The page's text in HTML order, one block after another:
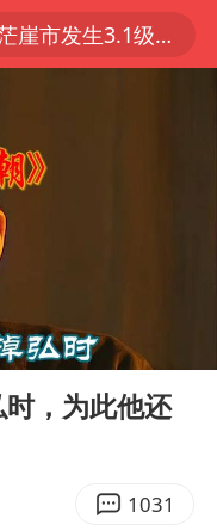
青海海西州茫崖市发生3.1级地震
新版全月地质图
陆地点更新
受10万获刑1年
入48小时警戒线
大楼”读数爆表
调 电费会更低吗
宇树科技王兴兴身家有望超200亿元
04:21
，为此他还
1031